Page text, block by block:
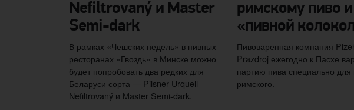
Nefiltrovaný и Master
Semi-dark
В рамках «Чешских недель» в пивных
ресторанах «Гвоздь» в Минске можно
будет попробовать два редких для
Беларуси сорта — Pilsner Urquell
Nefiltrovaný и Master Semi-dark.
римскому пиво и
«пивной
Пивоваренная компания
Prazdroj ежегодно к Пасхе
партию пива специально
римского.